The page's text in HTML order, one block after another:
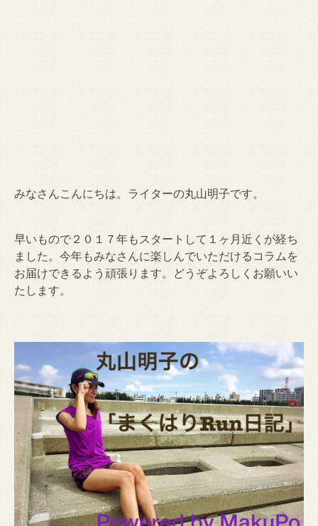
みなさんこんにちは。ライターの丸山明子です。
早いもので２０１７年もスタートして１ヶ月近くが経ち
ました。今年もみなさんに楽しんでいただけるコラムを
お届けできるよう頑張ります。どうぞよろしくお願いい
たします。